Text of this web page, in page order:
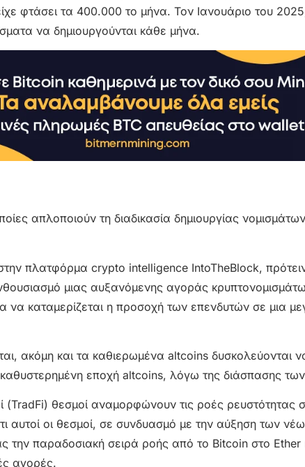
φτάσει τα 400.000 το μήνα. Τον Ιανουάριο του
να δημιουργούνται κάθε μήνα.
απλοποιούν τη διαδικασία δημιουργίας
πλατφόρμα crypto intelligence IntoTheBlock,
μιας αυξανόμενης αγοράς
καταμερίζεται η προσοχή των επενδυτών σε μια
ακόμη και τα καθιερωμένα altcoins δυσκολεύονται
εποχή altcoins, λόγω της διάσπασης
(TradFi) θεσμοί αναμορφώνουν τις ροές ρευστότητας
αυτοί οι θεσμοί, σε συνδυασμό με την αύξηση των
την παραδοσιακή σειρά ροής από το Bitcoin στο
αγορές.